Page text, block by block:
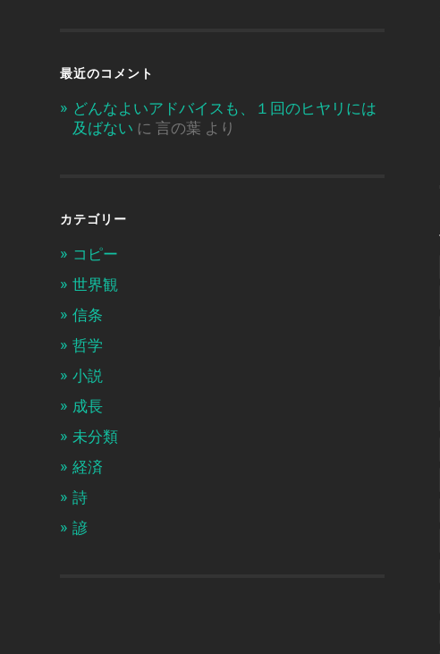
最近のコメント
どんなよいアドバイスも、１回のヒヤリには
及ばない に言の葉 より
カテゴリー
コピー
世界観
信条
哲学
小説
成長
未分類
経済
詩
諺